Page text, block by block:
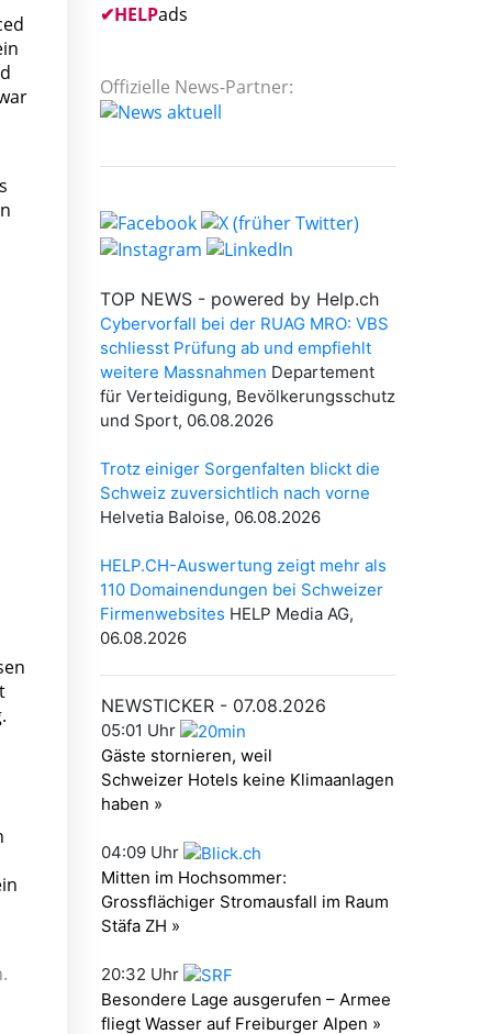
✔HELPads
Offizielle News-Partner: